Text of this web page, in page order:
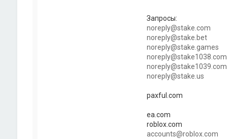
Запросы:
noreply@stake.com
noreply@stake.bet
noreply@stake.games
noreply@stake1038.com
noreply@stake1039.com
noreply@stake.us
paxful.com
ea.com
roblox.com
accounts@roblox.com